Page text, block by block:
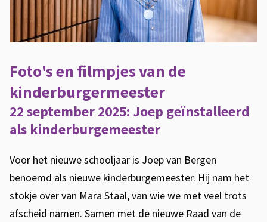
o
s
t
?
Foto's en filmpjes van de
kinderburgermeester
22 september 2025: Joep geïnstalleerd
als kinderburgemeester
Voor het nieuwe schooljaar is Joep van Bergen
benoemd als nieuwe kinderburgemeester. Hij nam het
stokje over van Mara Staal, van wie we met veel trots
afscheid namen. Samen met de nieuwe Raad van de